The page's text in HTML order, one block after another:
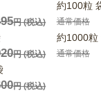
円(税込)
円(税込)
円(税込)
約100粒
通常価格
約1000粒
通常価格